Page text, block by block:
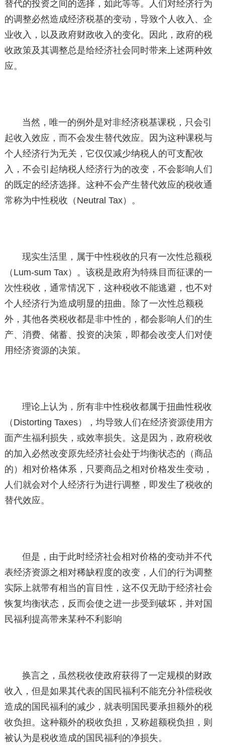
替代的投资之间的选择，如此等等。人们对经济行为
的调整必然造成经济税基的变动，导致个人收入、企
业收入，以及政府财政收入的变化。因此，政府的税
收政策及其调整总是给经济社会同时带来上述两种效
应。
当然，唯一的例外是对非经济税基课税，只会引
起收入效应，而不会发生替代效应。因为这种课税与
个人经济行为无关，它仅仅减少纳税人的可支配收
入，不会引起纳税人经济行为的改变，不会影响人们
的既定的经济选择。这种不会产生替代效应的税收通
常称为中性税收（Neutral Tax）。
现实生活里，属于中性税收的只有一次性总额税
（Lum-sum Tax）。该税是政府为特殊目而征课的一
次性税收，通常情况下，这种税收不能逃避，也不对
个人经济行为造成明显的扭曲。除了一次性总额税
外，其他各类税收都是非中性的，都会影响人们的生
产、消费、储蓄、投资的决策，即都会改变人们对使
用经济资源的决策。
理论上认为，所有非中性税收都属于扭曲性税收
（Distorting Taxes），均导致人们在经济资源使用方
面产生福利损失，或效率损失。这是因为，政府税收
的加入必然改变原先经济社会处于均衡状态的（商品
的）相对价格体系，只要商品之相对价格发生变动，
人们就会对个人经济行为进行调整，即发生了税收的
替代效应。
但是，由于此时经济社会相对价格的变动并不代
表经济资源之相对稀缺程度的改变，人们的行为调整
实际上就带有相当的盲目性，这不仅无助于经济社会
恢复均衡状态，反而会使之进一步受到破坏，并对国
民福利提高带来某种不利影响
换言之，虽然税收使政府获得了一定规模的财政
收入，但是如果其代表的国民福利不能充分补偿税收
造成的国民福利的减少，就表明国民要承担额外的税
收负担。这种额外的税收负担，又称超额税负担，则
被认为是税收造成的国民福利的净损失。